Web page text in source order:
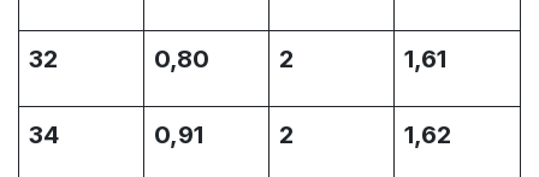
32 0,80 2 1,61
34 0,91 2 1,62